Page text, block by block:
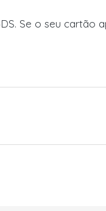
Se o seu cartão